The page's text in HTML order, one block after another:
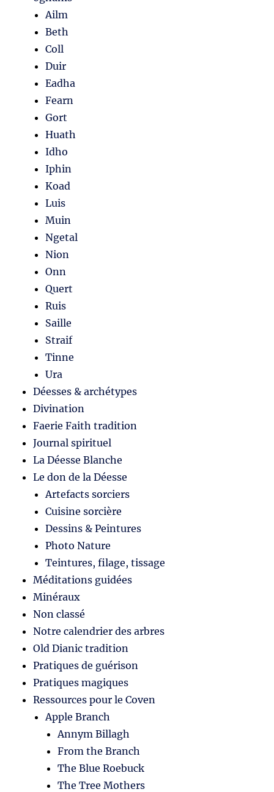
Ailm
Beth
Coll
Duir
Eadha
Fearn
Gort
Huath
Idho
Iphin
Koad
Luis
Muin
Ngetal
Nion
Onn
Quert
Ruis
Saille
Straif
Tinne
Ura
Déesses & archétypes
Divination
Faerie Faith tradition
Journal spirituel
La Déesse Blanche
Le don de la Déesse
Artefacts sorciers
Cuisine sorcière
Dessins & Peintures
Photo Nature
Teintures, filage, tissage
Méditations guidées
Minéraux
Non classé
Notre calendrier des arbres
Old Dianic tradition
Pratiques de guérison
Pratiques magiques
Ressources pour le Coven
Apple Branch
Annym Billagh
From the Branch
The Blue Roebuck
The Tree Mothers